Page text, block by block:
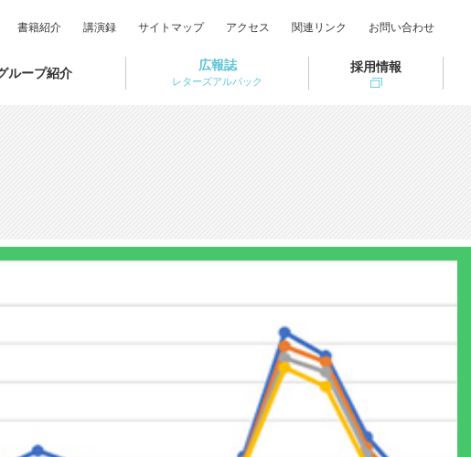
ループ紹介
広報誌
レターズアルパック
採用情報
書籍紹介 講演録 サイトマップ アクセス 関連リンク お問い合わせ